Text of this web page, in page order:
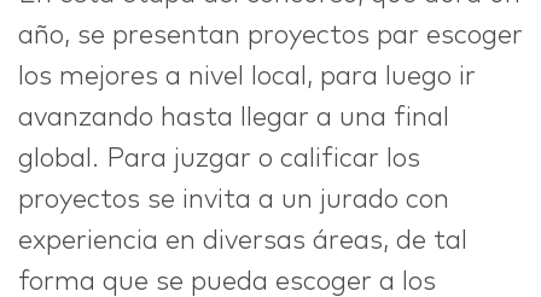
año, se presentan proyectos par escoger
los mejores a nivel local, para luego ir
avanzando hasta llegar a una final
global. Para juzgar o calificar los
proyectos se invita a un jurado con
experiencia en diversas áreas, de tal
forma que se pueda escoger a los
CONTACT
hi@nett.mx